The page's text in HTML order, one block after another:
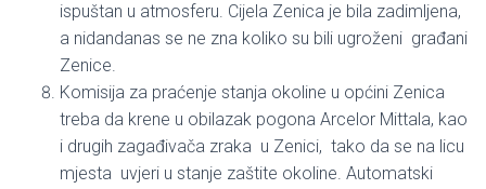
ispuštan u atmosferu. Cijela Zenica je bila zadimljena,
a nidandanas se ne zna koliko su bili ugroženi građani
Zenice.
Komisija za praćenje stanja okoline u općini Zenica
treba da krene u obilazak pogona Arcelor Mittala, kao
i drugih zagađivača zraka u Zenici, tako da se na licu
mjesta uvjeri u stanje zaštite okoline. Automatski